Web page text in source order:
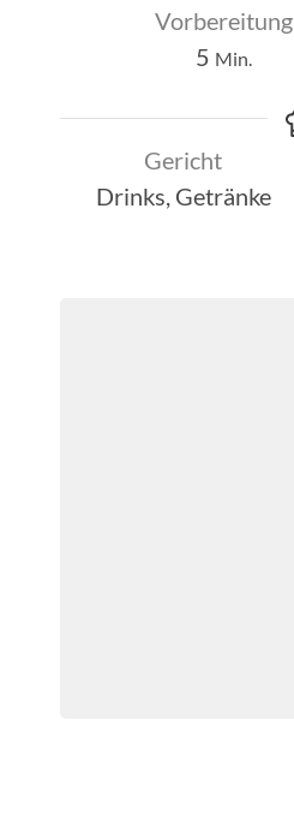
Vorbereitung
5 Minuten
Min.
Gericht
Drinks, Getränke